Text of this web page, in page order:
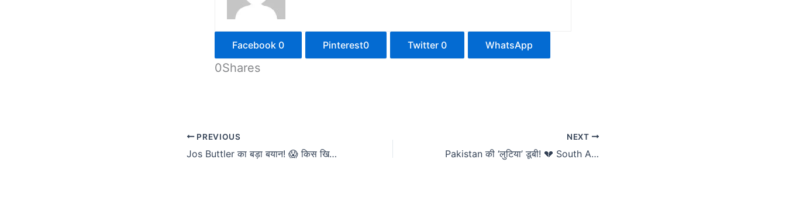
Facebook 0 Pinterest0 Twitter 0 WhatsApp
0Shares
PREVIOUS
Jos Buttler का बड़ा बयान! 😱 किस खिलाड़ी को बता दिया ‘दुनिया का सबसे महान Player’? सुनकर यकीन नहीं होगा! 🔥”
NEXT
Pakistan की ‘लुटिया’ डूबी! 💔 South Africa ने T20 Series में बजा दिया बाजा! 🥁